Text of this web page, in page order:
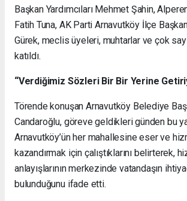
Başkan Yardımcıları Mehmet Şahin,
Fatih Tuna, AK Parti Arnavutköy İlçe
Gürek, meclis üyeleri, muhtarlar ve çok
katıldı.
“Verdiğimiz Sözleri Bir Bir Yerine
Törende konuşan Arnavutköy Belediye
Candaroğlu, göreve geldikleri günden bu
Arnavutköy’ün her mahallesine eser ve
kazandırmak için çalıştıklarını belirterek,
anlayışlarının merkezinde vatandaşın
bulunduğunu ifade etti.